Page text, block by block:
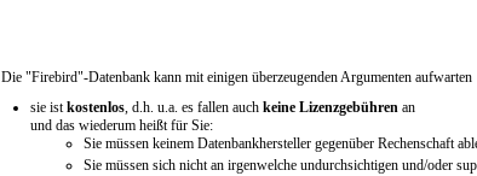
Die "Firebird"-Datenbank kann mit einigen überzeugenden Argumenten aufwarten
sie istkostenlos , d.h. u.a. es fallen auchkeine Lizenzgebühren an
und das wiederum heißt für Sie:
Sie müssen keinem Datenbankhersteller gegenüber Rechenschaft
Sie müssen sich nicht an irgenwelche undurchsichtigen und/oder